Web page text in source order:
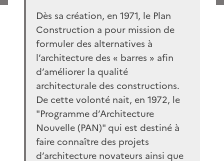
Dès sa création, en 1971, le Plan
Construction a pour mission de
formuler des alternatives à
l’architecture des « barres » afin
d’améliorer la qualité
architecturale des constructions.
De cette volonté nait, en 1972, le
"Programme d’Architecture
Nouvelle (PAN)" qui est destiné à
faire connaître des projets
d’architecture novateurs ainsi que